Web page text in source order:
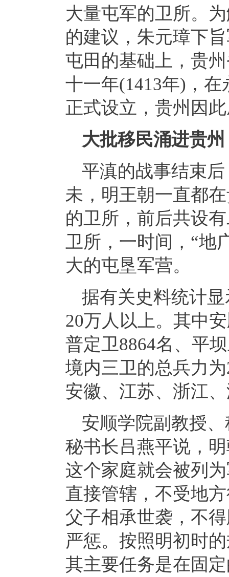
大量屯军的卫所。
的建议，朱元璋下
屯田的基础上，贵
十一年(1413年)，
正式设立，贵州因
大批移民涌进贵州
平滇的战事结束
未，明王朝一直都
的卫所，前后共设
卫所，一时间，“地
大的屯垦军营。
据有关史料统计
20万人以上。其中
普定卫8864名、平
境内三卫的总兵力
安徽、江苏、浙江
安顺学院副教授
秘书长吕燕平说，
这个家庭就会被列
直接管辖，不受地
父子相承世袭，不
严惩。按照明初时
其主要任务是在固